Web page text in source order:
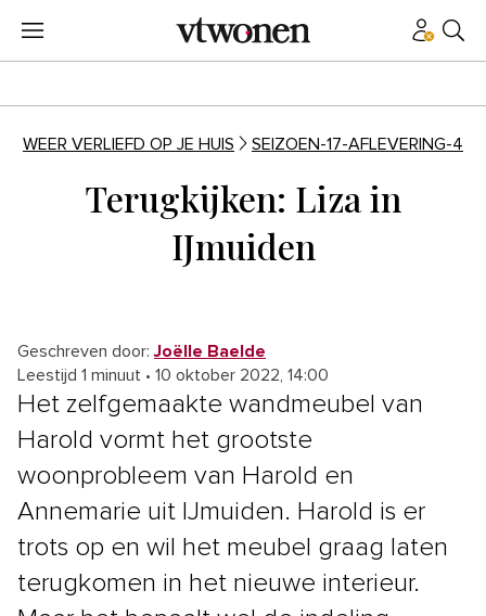
WEER VERLIEFD OP JE HUIS SEIZOEN-17-AFLEVERING-4
Terugkijken: Liza in
IJmuiden
Geschreven door:Joëlle Baelde
Leestijd 1 minuut • 10 oktober 2022, 14:00
Het zelfgemaakte wandmeubel van
Harold vormt het grootste
woonprobleem van Harold en
Annemarie uit IJmuiden. Harold is er
trots op en wil het meubel graag laten
terugkomen in het nieuwe interieur.